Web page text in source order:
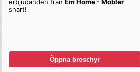
erbjudanden frånEm Home - Möbler
snart!
Öppna broschyr